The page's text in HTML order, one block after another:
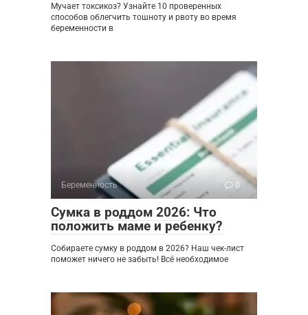
Мучает токсикоз? Узнайте 10 проверенных
способов облегчить тошноту и рвоту во время
беременности в
Беременность 0
Сумка в роддом 2026: Что
положить маме и ребенку?
Собираете сумку в роддом в 2026? Наш чек-лист
поможет ничего не забыть! Всё необходимое